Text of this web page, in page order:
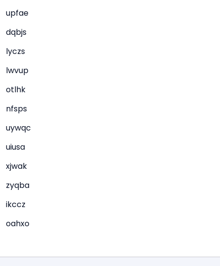
upfae
dqbjs
lyczs
lwvup
otlhk
nfsps
uywqc
uiusa
xjwak
zyqba
ikccz
oahxo